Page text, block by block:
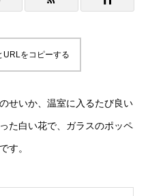
URLをコピーする
せいか、温室に入るたび良い
た白い花で、ガラスのポッペ
す。